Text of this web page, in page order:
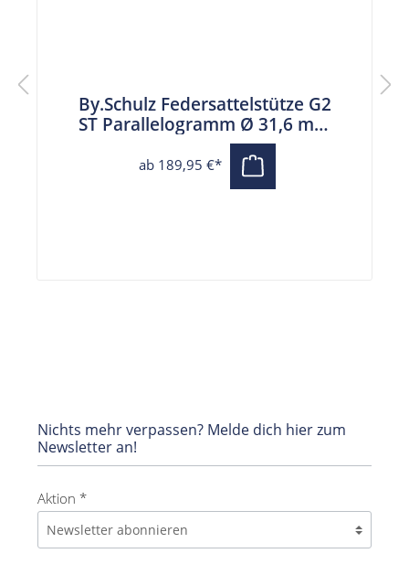
By.Schulz Federsattelstütze G2
ST Parallelogramm Ø 31,6 mm
Länge 350 mm gelbe Feder bis
85 kg
ab 189,95 €*
Nichts mehr verpassen? Melde dich hier zum
Newsletter an!
Aktion *